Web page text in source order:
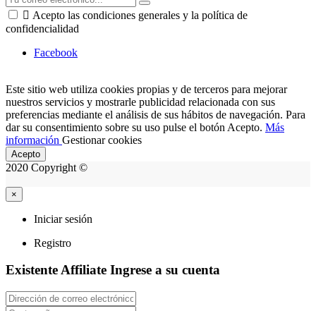
 Acepto las condiciones generales y la política de
confidencialidad
Facebook
Este sitio web utiliza cookies propias y de terceros para mejorar
nuestros servicios y mostrarle publicidad relacionada con sus
preferencias mediante el análisis de sus hábitos de navegación. Para
dar su consentimiento sobre su uso pulse el botón Acepto. Más
información Gestionar cookies
Acepto
2020 Copyright ©
×
Iniciar sesión
Registro
Existente Affiliate Ingrese a su cuenta